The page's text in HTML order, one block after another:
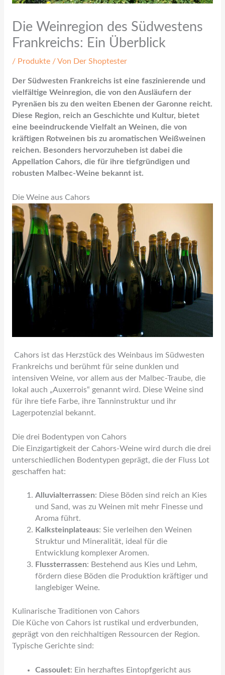
Die Weinregion des Südwestens
Frankreichs: Ein Überblick
/ Produkte/ Von Der Shoptester
Der Südwesten Frankreichs ist eine faszinierende und
vielfältige Weinregion, die von den Ausläufern der
Pyrenäen bis zu den weiten Ebenen der Garonne reicht.
Diese Region, reich an Geschichte und Kultur, bietet
eine beeindruckende Vielfalt an Weinen, die von
kräftigen Rotweinen bis zu aromatischen Weißweinen
reichen. Besonders hervorzuheben ist dabei die
Appellation Cahors, die für ihre tiefgründigen und
robusten Malbec-Weine bekannt ist.
Die Weine aus Cahors
Cahors ist das Herzstück des Weinbaus im Südwesten
Frankreichs und berühmt für seine dunklen und
intensiven Weine, vor allem aus der Malbec-Traube, die
lokal auch „Auxerrois“ genannt wird. Diese Weine sind
für ihre tiefe Farbe, ihre Tanninstruktur und ihr
Lagerpotenzial bekannt.
Die drei Bodentypen von Cahors
Die Einzigartigkeit der Cahors-Weine wird durch die drei
unterschiedlichen Bodentypen geprägt, die der Fluss Lot
geschaffen hat:
Alluvialterrassen: Diese Böden sind reich an Kies
und Sand, was zu Weinen mit mehr Finesse und
Aroma führt.
Kalksteinplateaus: Sie verleihen den Weinen
Struktur und Mineralität, ideal für die
Entwicklung komplexer Aromen.
Flussterrassen: Bestehend aus Kies und Lehm,
fördern diese Böden die Produktion kräftiger und
langlebiger Weine.
Kulinarische Traditionen von Cahors
Die Küche von Cahors ist rustikal und erdverbunden,
geprägt von den reichhaltigen Ressourcen der Region.
Typische Gerichte sind:
Cassoulet: Ein herzhaftes Eintopfgericht aus